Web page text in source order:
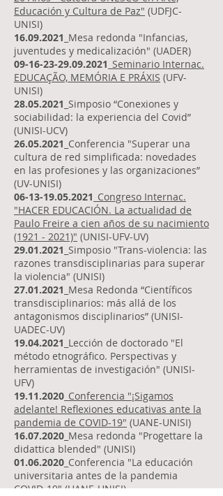
Educación y Cultura de Paz" (UDFJC-
UNISI)
16.09.2021 _Mesa redonda "Infancias,
juventudes y medicalización" (UADER)
09-16-23-29.09.2021 Seminario Internac.
EDUCAÇÃO, MEMÓRIA E PRÁXIS (UFV-
UNISI)
28.05.2021 _Simposio “Conexiones y
sociabilidad: la experiencia del Covid”
(UNISI-UCV)
26.05.2021 _Conferencia "Superar una
cultura de red simplificada: novedades
en las profesiones y las organizaciones”
(UV-UNISI)
06-13-19.05.2021 Congreso Internac.
"HACER EDUCACIÓN. La actualidad de
Paulo Freire a cien años de su nacimiento
(1921 - 2021)" (UNISI-UFV-UV)
29.01.2021 _Simposio "Trans-violencia: las
razones transdisciplinarias para superar
la violencia" (UNISI)
27.01.2021 _Mesa Redonda “Científicos
transdisciplinarios: más allá de los
antagonismos disciplinarios” (UNISI-
UADEC-UV)
19.04.2021 _Lección de doctorado "El
método etnográfico. Perspectivas y
herramientas de investigación" (UNISI-
UFV)
19.11.2020 Conferencia "¡Sigamos
adelante! Reflexiones educativas ante la
pandemia de COVID-19" (UANE-UNISI)
16.07.2020 _Mesa redonda "Progettare la
didattica blended" (UNISI)
01.06.2020 _Conferencia "La educación
universitaria antes de la pandemia
COVID-19" (UANE-UNISI)